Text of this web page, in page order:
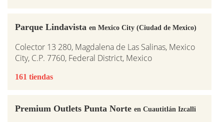
Parque Lindavista en Mexico City (Ciudad de Mexico)
Colector 13 280, Magdalena de Las Salinas, Mexico
City, C.P. 7760, Federal District, Mexico
161 tiendas
Premium Outlets Punta Norte en Cuautitlán Izcalli